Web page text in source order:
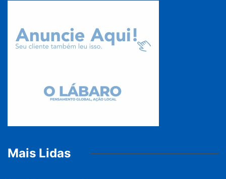
Mais Lidas